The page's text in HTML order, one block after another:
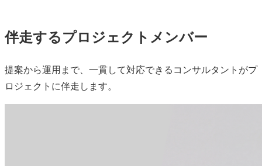
伴走するプロジェクトメンバー
提案から運用まで、一貫して対応できるコンサルタントがプ
ロジェクトに伴走します。